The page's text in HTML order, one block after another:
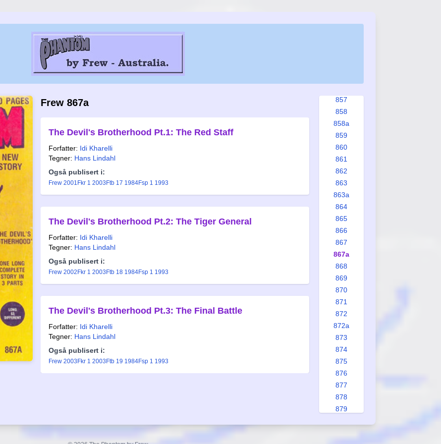
Frew 867a
The Devil's Brotherhood Pt.1: The Red Staff
Forfatter: Idi Kharelli
Tegner: Hans Lindahl
Også publisert i:
Frew 2001 Fkr 1 2003 Ftb 17 1984Fsp 1 1993
The Devil's Brotherhood Pt.2: The Tiger General
Forfatter: Idi Kharelli
Tegner: Hans Lindahl
Også publisert i:
Frew 2002 Fkr 1 2003 Ftb 18 1984Fsp 1 1993
The Devil's Brotherhood Pt.3: The Final Battle
Forfatter: Idi Kharelli
Tegner: Hans Lindahl
Også publisert i:
Frew 2003 Fkr 1 2003 Ftb 19 1984Fsp 1 1993
857
858
858a
859
860
861
862
863
863a
864
865
866
867
867a
868
869
870
871
872
872a
873
874
875
876
877
878
879